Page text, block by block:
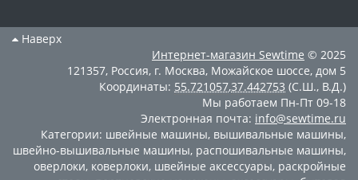
Наверх
Интернет-магазин Sewtime © 2025
121357, Россия, г. Москва, Можайское шоссе, дом 5
Координаты: 55.721057,37.442753 (С.Ш., В.Д.)
Мы работаем Пн-Пт 09-18
Электронная почта: info@sewtime.ru
Категории: швейные машины, вышивальные машины,
швейно-вышивальные машины, распошивальные машины,
оверлоки, коверлоки, швейные аксессуары, раскройные